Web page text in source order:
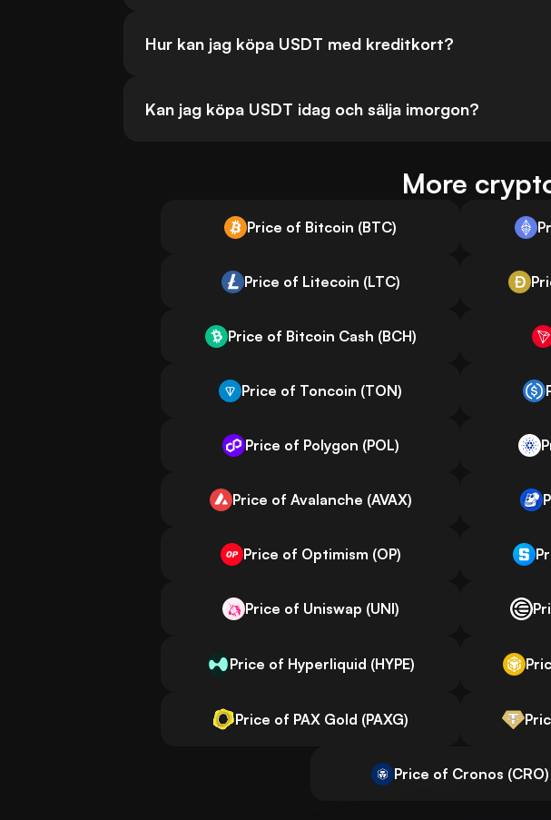
Hur kan jag köpa USDT med kreditkort?
Kan jag köpa USDT idag och sälja imorgon?
More
Price of Bitcoin (BTC)
Price of Litecoin (LTC)
Price of Bitcoin Cash (BCH)
Price of Toncoin (TON)
Price of Polygon (POL)
Price of Avalanche (AVAX)
Price of Optimism (OP)
Price of Uniswap (UNI)
Price of Hyperliquid (HYPE)
Price of PAX Gold (PAXG)
Price of Cronos (CRO)